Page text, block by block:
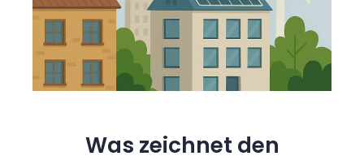
Was zeichnet den